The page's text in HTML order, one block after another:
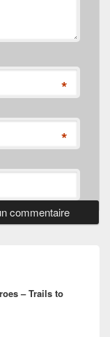
*
*
– Trails to